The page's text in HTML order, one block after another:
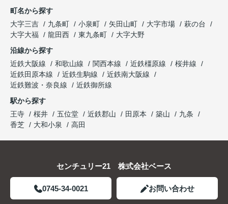
町名から探す
大字三吉
九条町 小泉町 矢田山町 大字市場
萩の台
大字大福
龍田西 東九条町
大字大野
沿線から探す
近鉄大阪線
和歌山線 関西本線 近鉄橿原線
桜井線
近鉄田原本線
近鉄生駒線
近鉄南大阪線
近鉄難波・奈良線
近鉄御所線
駅から探す
王寺
桜井 五位堂 近鉄郡山 田原本 築山
九条
香芝
大和小泉 高田
センチュリー21 株式会社ベース
0745-34-0021 お問い合わせ